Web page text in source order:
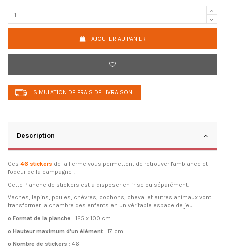
AJOUTER AU PANIER
SIMULATION DE FRAIS DE LIVRAISON
Description
Ces 46 stickers de la Ferme vous permettent de retrouver l'ambiance et
l'odeur de la campagne !
Cette Planche de stickers est a disposer en frise ou séparément.
Vaches, lapins, poules, chèvres, cochons, cheval et autres animaux vont
transformer la chambre des enfants en un véritable espace de jeu !
o Format de la planche : 125 x 100 cm
o Hauteur maximum d'un élément : 17 cm
o Nombre de stickers : 46